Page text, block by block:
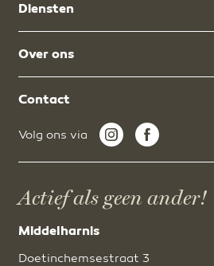
Diensten
Over ons
Contact
Volg ons via
Actief als geen ander!
Middelharnis
Doetinchemsestraat 3